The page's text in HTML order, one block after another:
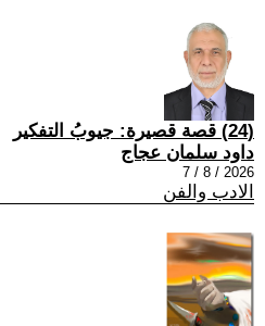
(24) قصة قصيرة: جيوبُ التفكير
داود سلمان عجاج
2026 / 8 / 7
الادب والفن